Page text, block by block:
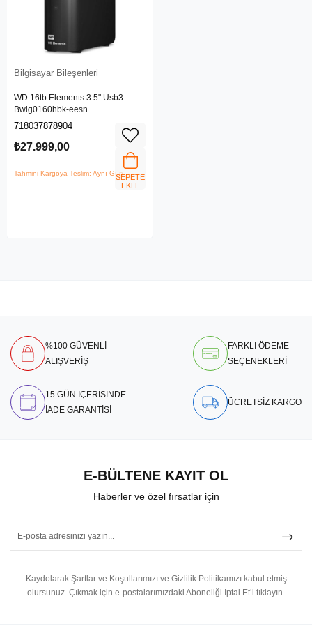
Bilgisayar Bileşenleri
WD 16tb Elements 3.5" Usb3
Bwlg0160hbk-eesn
718037878904
₺27.999,00
Tahmini Kargoya Teslim: Aynı GünSEPETE
EKLE
%100 GÜVENLİ
ALIŞVERİŞ
FARKLI ÖDEME
SEÇENEKLERİ
15 GÜN İÇERİSİNDE
İADE GARANTİSİ
ÜCRETSİZ KARGO
E-BÜLTENE KAYIT OL
Haberler ve özel fırsatlar için
Kaydolarak Şartlar ve Koşullarımızı ve Gizlilik Politikamızı kabul etmiş
olursunuz. Çıkmak için e-postalarımızdaki Aboneliği İptal Et’i tıklayın.